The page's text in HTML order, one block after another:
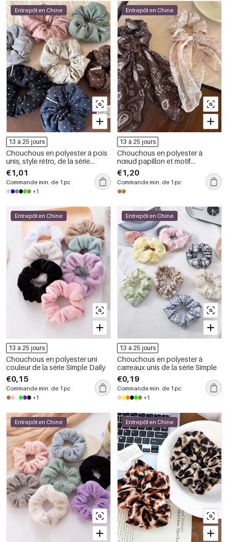
Entrepôt en Chine
13 à 25 jours
Chouchous en polyester à pois
unis, style rétro, de la série
Simple
€1,01
Commande min. de 1 pc
+1
Entrepôt en Chine
13 à 25 jours
Chouchous en polyester à
nœud papillon et motif
cachemire, collection ethnique
€1,20
Commande min. de 1 pc
Entrepôt en Chine
13 à 25 jours
Chouchous en polyester uni
couleur de la série Simple Daily
€0,15
Commande min. de 1 pc
+1
Entrepôt en Chine
13 à 25 jours
Chouchous en polyester à
carreaux unis de la série Simple
€0,19
Commande min. de 1 pc
+1
Entrepôt en Chine Entrepôt en Chine